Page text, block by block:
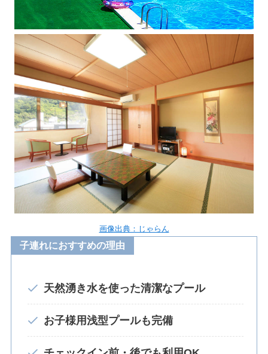
画像出典：じゃらん
子連れにおすすめの理由
天然湧き水を使った清潔なプール
お子様用浅型プールも完備